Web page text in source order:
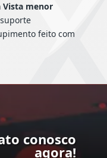
Vista menor
feito com
conosco
agora!